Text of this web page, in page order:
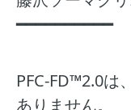
━━━━━━━━━━
PFC-FD™2.0は
ありません。